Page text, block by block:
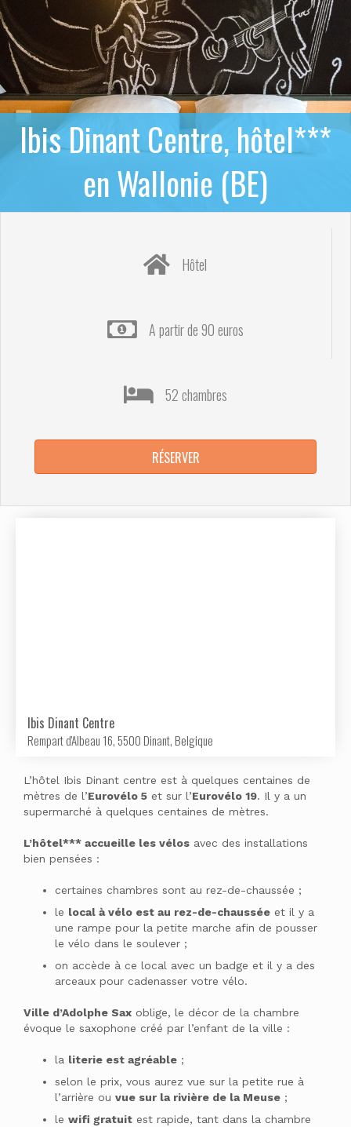
Ibis Dinant Centre, hôtel***
en Wallonie (BE)
Hôtel
A partir de 90 euros
52 chambres
RÉSERVER
L’hôtel Ibis Dinant centre est à quelques centaines de
mètres de l’Eurovélo 5 et sur l’Eurovélo 19. Il y a un
supermarché à quelques centaines de mètres.
L’hôtel*** accueille les vélos avec des installations
bien pensées :
certaines chambres sont au rez-de-chaussée ;
le local à vélo est au rez-de-chaussée et il y a
une rampe pour la petite marche afin de pousser
le vélo dans le soulever ;
on accède à ce local avec un badge et il y a des
arceaux pour cadenasser votre vélo.
Ville d’Adolphe Sax oblige, le décor de la chambre
évoque le saxophone créé par l’enfant de la ville :
la literie est agréable ;
selon le prix, vous aurez vue sur la petite rue à
l’arrière ou vue sur la rivière de la Meuse ;
le wifi gratuit est rapide, tant dans la chambre
Ibis Dinant Centre
Rempart d'Albeau 16, 5500 Dinant, Belgique